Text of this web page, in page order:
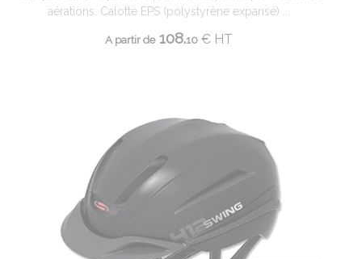
aérations. Calotte EPS (polystyrène expansé) ...
A partir de108.10 € HT